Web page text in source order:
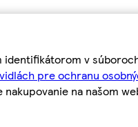
v
pre ochranu
na našom